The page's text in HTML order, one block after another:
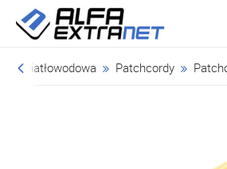
światłowodowa Patchcordy